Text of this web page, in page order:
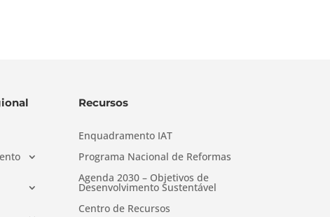
Recursos
Enquadramento IAT
Programa Nacional de Reformas
Agenda 2030 – Objetivos de
Desenvolvimento Sustentável
Centro de Recursos